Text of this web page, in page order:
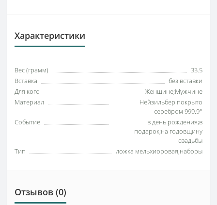
Характеристики
Вес (грамм)
33.5
Вставка
без вставки
Для кого
Женщине;Мужчине
Материал
Нейзильбер покрыто
серебром 999.9°
Событие
в день рождения;в
подарок;на годовщину
свадьбы
Тип
ложка мельхиоровая;наборы
Отзывов (0)